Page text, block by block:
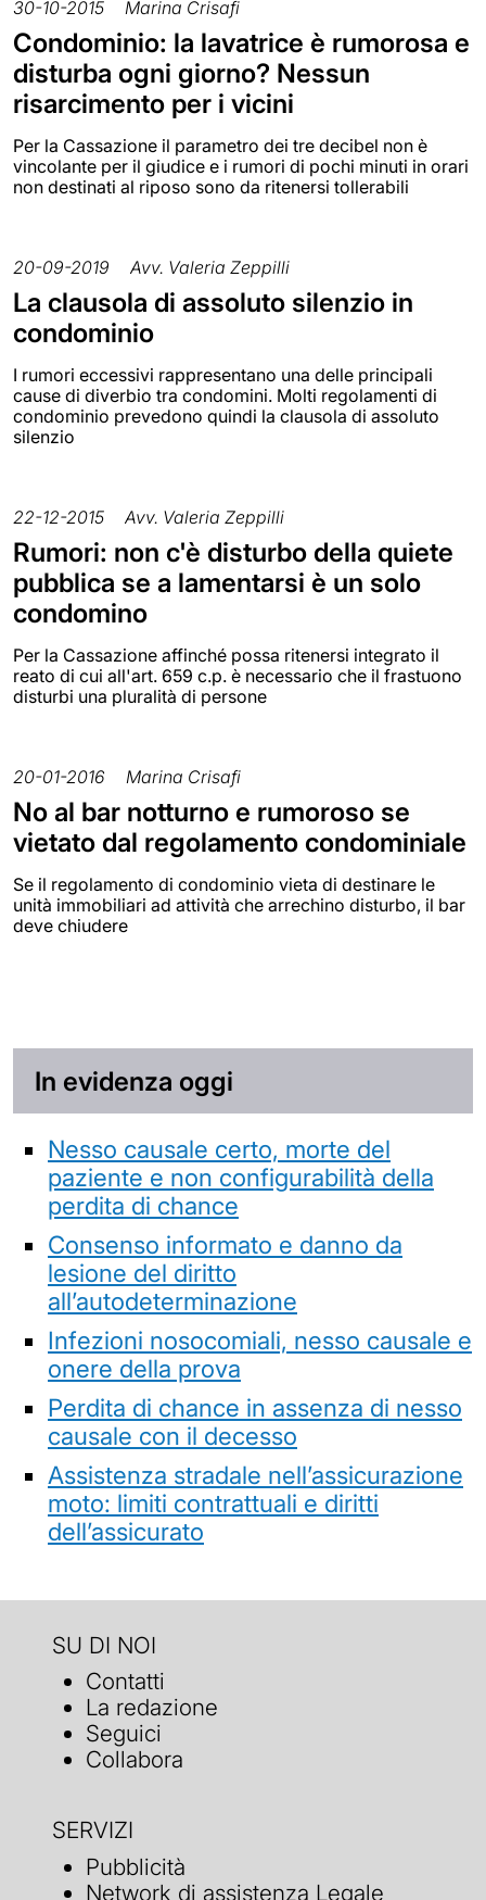
30-10-2015 Marina Crisafi
Condominio: la lavatrice è rumorosa e
disturba ogni giorno? Nessun
risarcimento per i vicini
Per la Cassazione il parametro dei tre decibel non è
vincolante per il giudice e i rumori di pochi minuti in orari
non destinati al riposo sono da ritenersi tollerabili
20-09-2019 Avv. Valeria Zeppilli
La clausola di assoluto silenzio in
condominio
I rumori eccessivi rappresentano una delle principali
cause di diverbio tra condomini. Molti regolamenti di
condominio prevedono quindi la clausola di assoluto
silenzio
22-12-2015 Avv. Valeria Zeppilli
Rumori: non c'è disturbo della quiete
pubblica se a lamentarsi è un solo
condomino
Per la Cassazione affinché possa ritenersi integrato il
reato di cui all'art. 659 c.p. è necessario che il frastuono
disturbi una pluralità di persone
20-01-2016 Marina Crisafi
No al bar notturno e rumoroso se
vietato dal regolamento condominiale
Se il regolamento di condominio vieta di destinare le
unità immobiliari ad attività che arrechino disturbo, il bar
deve chiudere
In evidenza oggi
Nesso causale certo, morte del
paziente e non configurabilità della
perdita di chance
Consenso informato e danno da
lesione del diritto
all’autodeterminazione
Infezioni nosocomiali, nesso causale e
onere della prova
Perdita di chance in assenza di nesso
causale con il decesso
Assistenza stradale nell’assicurazione
moto: limiti contrattuali e diritti
dell’assicurato
SU DI NOI
Contatti
La redazione
Seguici
Collabora
SERVIZI
Pubblicità
Network di assistenza Legale